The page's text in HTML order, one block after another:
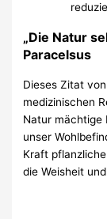
„Die Natur
Paracelsus
Dieses Zitat
medizinischen
Natur mächtige
unser
Kraft
die Weisheit